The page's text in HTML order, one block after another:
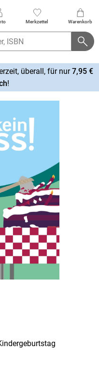
Merkzettel Warenkorb
überall, für nur7,95 €
!